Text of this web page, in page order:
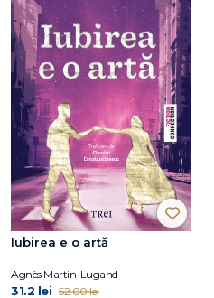
Iubirea e o artă
Agnès Martin-Lugand
31.2 lei 52.00 lei